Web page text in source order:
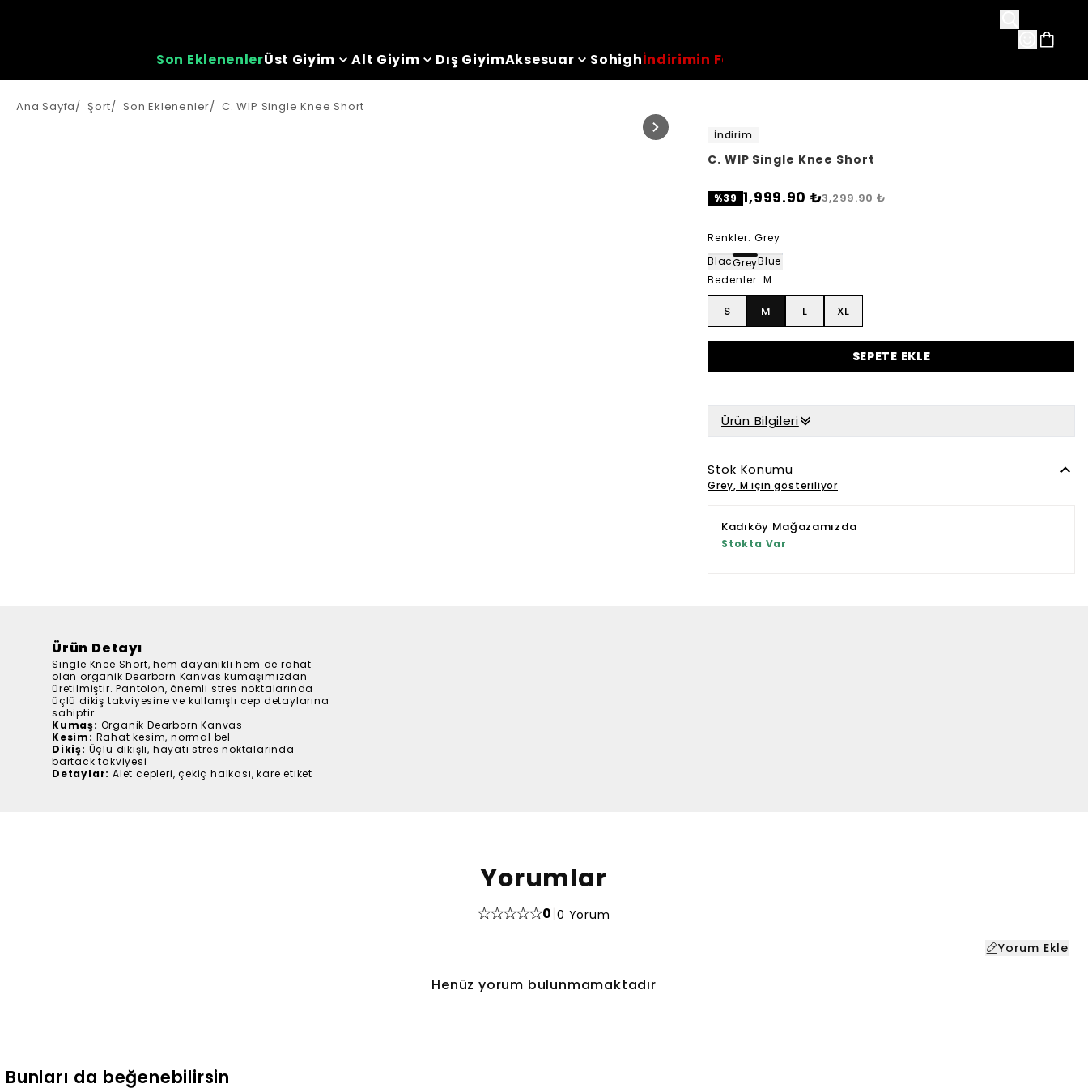
Son EklenenlerÜst Giyim Alt Giyim Dış GiyimAksesuar Sohighİndirimin Favorileri
Ana Sayfa/ Şort/ Son Eklenenler/ C. WIP Single Knee Short
İndirim
C. WIP Single Knee Short
%39 1,999.90 ₺3,299.90 ₺
Renkler: Grey
BlackGreyBlue
Bedenler: M
S M L XL
SEPETE EKLE
Ürün Bilgileri
Stok Konumu
Grey, M için gösteriliyor
Kadıköy Mağazamızda
Stokta Var
Ürün Detayı
Single Knee Short, hem dayanıklı hem de rahat
olan organik Dearborn Kanvas kumaşımızdan
üretilmiştir. Pantolon, önemli stres noktalarında
üçlü dikiş takviyesine ve kullanışlı cep detaylarına
sahiptir.
Kumaş: Organik Dearborn Kanvas
Kesim: Rahat kesim, normal bel
Dikiş: Üçlü dikişli, hayati stres noktalarında
bartack takviyesi
Detaylar: Alet cepleri, çekiç halkası, kare etiket
Yorumlar
0 0 Yorum
Yorum Ekle
Henüz yorum bulunmamaktadır
Bunları da beğenebilirsin